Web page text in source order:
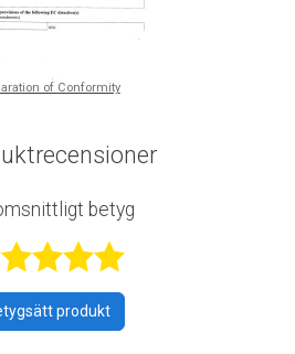
of Conformity
betyg
Betygsatt 5 av
produkt